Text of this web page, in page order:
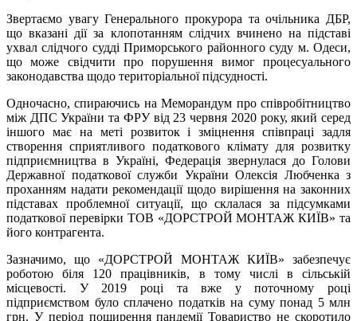
Звертаємо увагу Генерального прокурора та очільника ДБР,
що вказані дії за клопотанням слідчих вчинено на підставі
ухвал слідчого судді Приморського районного суду м. Одеси,
що може свідчити про порушення вимог процесуального
законодавства щодо територіальної підсудності.
Одночасно, спираючись на Меморандум про співробітництво
між ДПС України та ФРУ від 23 червня 2020 року, який серед
іншого має на меті розвиток і зміцнення співпраці задля
створення сприятливого податкового клімату для розвитку
підприємництва в Україні, Федерація звернулася до Голови
Державної податкової служби України Олексія Любченка з
проханням надати рекомендації щодо вирішення на законних
підставах проблемної ситуації, що склалася за підсумками
податкової перевірки ТОВ «ДОРСТРОЙ МОНТАЖ КИЇВ» та
його контрагента.
Зазначимо, що «ДОРСТРОЙ МОНТАЖ КИЇВ» забезпечує
роботою біля 120 працівників, в тому числі в сільській
місцевості. У 2019 році та вже у поточному році
підприємством було сплачено податків на суму понад 5 млн
грн. У період поширення пандемії Товариство не скоротило